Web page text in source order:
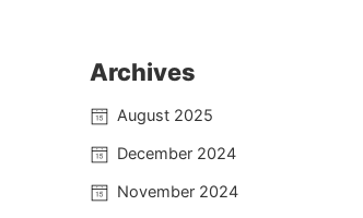
Archives
August 2025
December 2024
November 2024